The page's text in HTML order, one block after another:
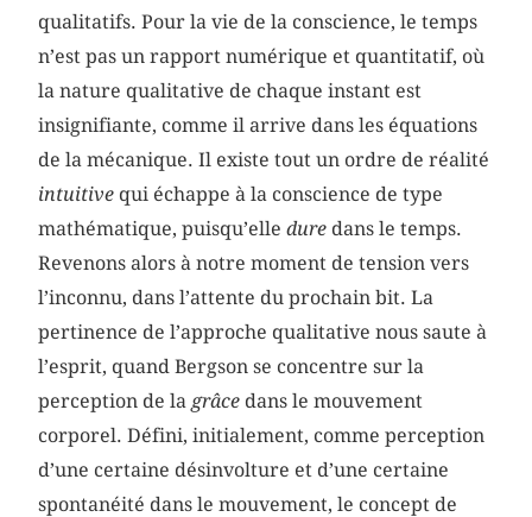
qualitatifs. Pour la vie de la conscience, le temps
n’est pas un rapport numérique et quantitatif, où
la nature qualitative de chaque instant est
insignifiante, comme il arrive dans les équations
de la mécanique. Il existe tout un ordre de réalité
intuitive qui échappe à la conscience de type
mathématique, puisqu’elledure dans le temps.
Revenons alors à notre moment de tension vers
l’inconnu, dans l’attente du prochain bit. La
pertinence de l’approche qualitative nous saute à
l’esprit, quand Bergson se concentre sur la
perception de la grâce dans le mouvement
corporel. Défini, initialement, comme perception
d’une certaine désinvolture et d’une certaine
spontanéité dans le mouvement, le concept de